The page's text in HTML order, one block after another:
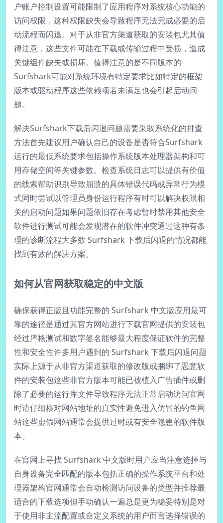
户账户控制设置可能限制了应用程序对系统核心功能的
访问权限，这种权限缺失会导致程序无法完成必要的启
动流程而闪退。对于从非官方渠道获取的安装包尤其值
得注意，这些文件可能在下载或传输过程中受损，造成
关键组件缺失或损坏。值得注意的是不同版本的
Surfshark可能对系统环境有特定要求比如特定的框架
版本或驱动程序这些依赖项若未满足也会引起启动问
题。
解决Surfshark下载后闪退问题需要采取系统化的排查
方法首先建议用户确认自己的设备是否符合Surfshark
运行的最低系统要求包括操作系统版本处理器架构和可
用存储空间等关键参数。检查系统日志可以提供有价值
的线索帮助识别导致崩溃的具体错误代码或异常行为模
式同时尝试以管理员身份运行程序有时可以解决权限相
关的启动问题如果问题依旧存在考虑暂时禁用其他安全
软件进行测试可能会发现潜在的软件冲突通过这种有条
理的诊断流程大多数 Surfshark 下载后闪退的情况都能
找到有效的解决方案。
如何从官网获取稳定的中文版
确保获得正版且功能完整的 Surfshark 中文版应用最可
靠的途径是通过其官方网站进行下载官网提供的安装包
经过严格测试和数字签名能够最大程度保证软件的完整
性和安全性许多用户遇到的 Surfshark 下载后闪退问题
实际上源于从非官方渠道获取的修改版或捆绑了恶意软
件的安装包这些非官方版本可能已被植入广告插件或删
除了必要的运行库文件导致程序无法正常启动访问官网
时请仔细核对网站地址的真实性避免进入仿冒的钓鱼网
站这些虚假网站通常会提供过时或有安全隐患的软件版
本。
在官网上寻找 Surfshark 中文版时用户应当注意选择与
自身设备完全匹配的版本包括正确的操作系统平台和处
理器架构官网通常会自动检测访问设备的类型并推荐最
适合的下载选项但手动确认一遍总是更为稳妥特别是对
于使用非主流配置或自定义系统的用户而言选择错误的